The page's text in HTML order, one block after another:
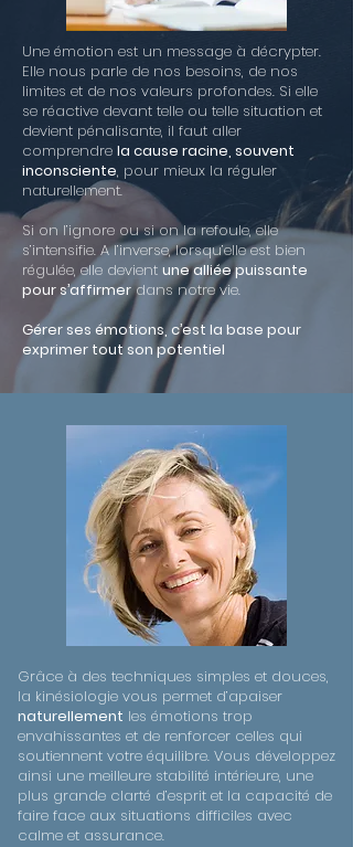
Une émotion est un message à décrypter.
Elle nous parle de nos besoins, de nos
limites et de nos valeurs profondes. Si elle
se réactive devant telle ou telle situation et
devient pénalisante, il faut aller
comprendre la cause racine, souvent
inconsciente, pour mieux la réguler
naturellement.
Si on l’ignore ou si on la refoule, elle
s’intensifie. A l’inverse, lorsqu’elle est bien
régulée, elle devient une alliée puissante
pour s’affirmerdans notre vie.
Gérer ses émotions, c’est la base pour
exprimer tout son potentiel
Grâce à des techniques simples et douces,
la kinésiologie vous permet d’apaiser
naturellement les émotions trop
envahissantes et de renforcer celles qui
soutiennent votre équilibre. Vous développez
ainsi une meilleure stabilité intérieure, une
plus grande clarté d’esprit et la capacité de
faire face aux situations difficiles avec
calme et assurance.